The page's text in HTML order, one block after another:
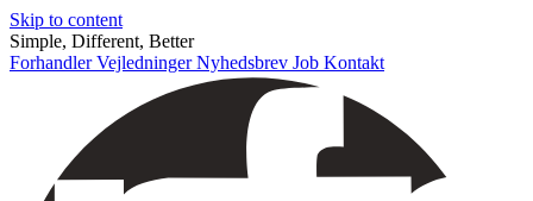
Skip to content
Simple, Different, Better
ForhandlerVejledningerNyhedsbrev Job Kontakt